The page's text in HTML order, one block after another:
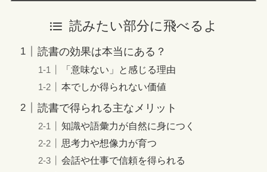
読みたい部分に飛べるよ
読書の効果は本当にある？
「意味ない」と感じる理由
本でしか得られない価値
読書で得られる主なメリット
知識や語彙力が自然に身につく
思考力や想像力が育つ
会話や仕事で信頼を得られる